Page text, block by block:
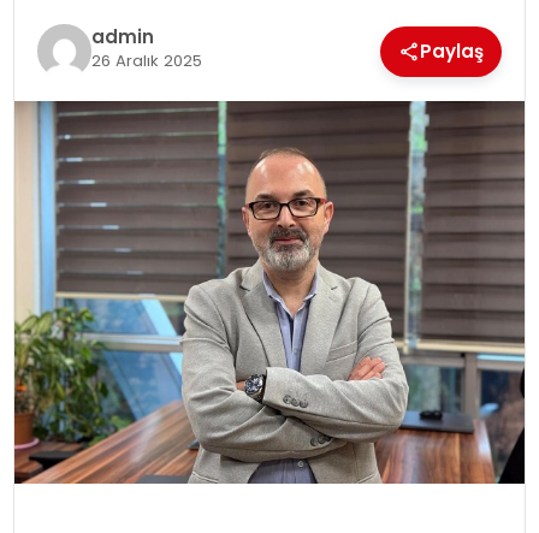
YAŞAM admin
26 Aralık 2025 Paylaş